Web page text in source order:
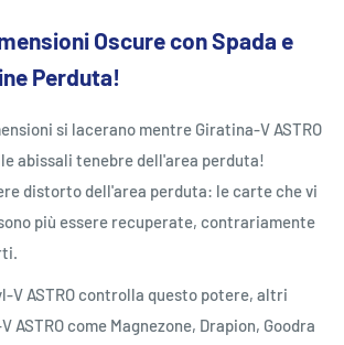
Oscure con Spada e
Perduta!
si lacerano mentre Giratina-V ASTRO
abissali tenebre dell'area perduta!
distorto dell'area perduta: le carte che vi
più essere recuperate, contrariamente
V ASTRO controlla questo potere, altri
ASTRO come Magnezone, Drapion, Goodra